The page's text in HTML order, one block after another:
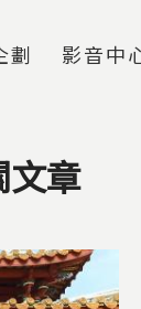
劃 影音中
文章